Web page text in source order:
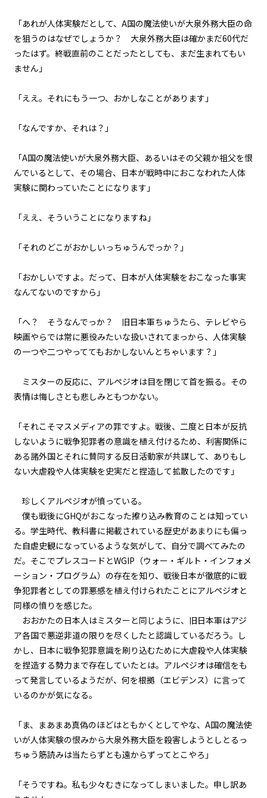
ビューワー設定
フォント
背景色
第１話
『Serial killer（連続殺人鬼）』
＜２１＞
＜２２＞
第１話
『Serial killer（連続殺人鬼）』
『Monsters（怪物たち）』＜１
＞
第２話
第２話
『Monsters（怪物たち）』＜３
＞
第２話
『Monsters（怪物たち）』＜４
＞
第２話
『Monsters（怪物たち）』＜５
＞
『Monsters（怪物たち）』＜６
＞
第２話
『Monsters（怪物たち）』＜７
＞
第２話
第２話
『Monsters（怪物たち）』＜９
＞
第２話
『Monsters（怪物たち）』＜１
１＞
第２話
「あれが人体実験だとして、A国の魔法使いが大泉外務大臣の命
を狙うのはなぜでしょうか？ 大泉外務大臣は確かまだ60代だ
ったはず。終戦直前のことだったとしても、まだ生まれてもい
ません」
「ええ。それにもう一つ、おかしなことがあります」
「なんですか、それは？」
「A国の魔法使いが大泉外務大臣、あるいはその父親か祖父を恨
んでいるとして、その場合、日本が戦時中におこなわれた人体
実験に関わっていたことになります」
「ええ、そういうことになりますね」
「それのどこがおかしいっちゅうんでっか？」
「おかしいですよ。だって、日本が人体実験をおこなった事実
なんてないのですから」
「へ？ そうなんでっか？ 旧日本軍ちゅうたら、テレビやら
映画やらでは常に悪役みたいな扱いされてまっから、人体実験
の一つや二つやっててもおかしないんとちゃいます？」
ミスターの反応に、アルペジオは目を閉じて首を振る。その
表情は悔しさとも悲しみともつかない。
「それこそマスメディアの罪ですよ。戦後、二度と日本が反抗
しないように戦争犯罪者の意識を植え付けるため、利害関係に
ある諸外国とそれに賛同する反日活動家が共謀して、ありもし
ない大虐殺や人体実験を史実だと捏造して拡散したのです」
珍しくアルペジオが憤っている。
僕も戦後にGHQがおこなった擦り込み教育のことは知ってい
る。学生時代、教科書に掲載されている歴史があまりにも偏っ
た自虐史観になっているような気がして、自分で調べてみたの
だ。そこでプレスコードとWGIP（ウォー・ギルト・インフォメ
ーション・プログラム）の存在を知り、戦後日本が徹底的に戦
争犯罪者としての罪悪感を植え付けられたことにアルペジオと
同様の憤りを感じた。
おおかたの日本人はミスターと同じように、旧日本軍はアジ
ア各国で悪逆非道の限りを尽くしたと認識しているだろう。し
かし、日本に戦争犯罪意識を刷り込むために大虐殺や人体実験
を捏造する勢力まで存在していたとは。アルペジオは確信をも
って発言しているようだが、何を根拠（エビデンス）に言って
いるのかが気になる。
「ま、まあまあ真偽のほどはともかくとしてやな、A国の魔法使
いが人体実験の恨みから大泉外務大臣を殺害しようとしとるっ
ちゅう筋読みは当たらずとも遠からずってとこやろ」
「そうですね。私も少々むきになってしまいました。申し訳あ